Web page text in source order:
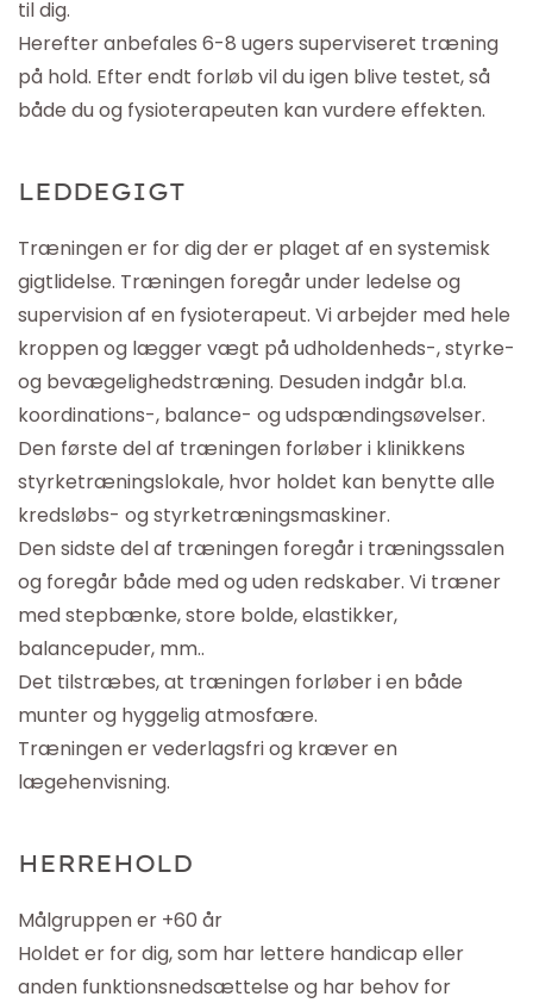
til dig.
Herefter anbefales 6-8 ugers superviseret træning
på hold. Efter endt forløb vil du igen blive testet, så
både du og fysioterapeuten kan vurdere effekten.
LEDDEGIGT
Træningen er for dig der er plaget af en systemisk
gigtlidelse. Træningen foregårunder ledelse og
supervision af en fysioterapeut. Vi arbejder med hele
kroppen og lægger vægt på udholdenheds-, styrke-
og bevægelighedstræning. Desudenindgår bl.a.
koordinations-, balance- ogudspændingsøvelser.
Den første del af træningen forløber i klinikkens
styrketræningslokale, hvor holdet kan benytte alle
kredsløbs- og styrketræningsmaskiner.
Den sidste del af træningen foregåri træningssalen
og foregår både med og uden redskaber. Vi træner
med stepbænke, store bolde, elastikker,
balancepuder, mm..
Det tilstræbes, at træningen forløber i en både
munter og hyggelig atmosfære.
Træningen er vederlagsfri og kræver en
lægehenvisning.
HERREHOLD
Målgruppen er +60 år
Holdet er for dig, som har lettere handicap eller
anden funktionsnedsættelse og har behov for